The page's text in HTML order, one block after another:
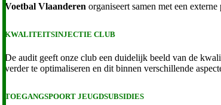
Voetbal Vlaanderen organiseert samen met een externe
KWALITEITSINJECTIE CLUB
De audit geeft onze club een duidelijk beeld van de
verder te optimaliseren en dit binnen verschillende
TOEGANGSPOORT JEUGDSUBSIDIES